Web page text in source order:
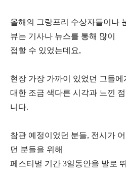
올해의 그랑프리 수상자들이나
뷰는 기사나 뉴스를 통해 많이
접할 수 있었는데요,
현장 가장 가까이 있었던 그들에
대한 조금 색다른 시각과 느낀
니다.
참관 예정이었던 분들, 전시가
던 분들을 위해
페스티벌 기간 3일동안을 발로